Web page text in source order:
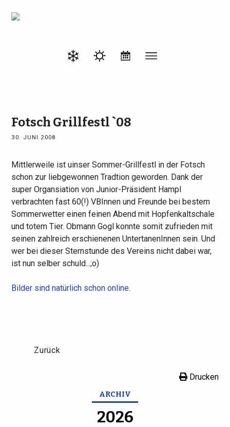
Fotsch Grillfestl `08
30. JUNI 2008
Mittlerweile ist uinser Sommer-Grillfestl in der Fotsch
schon zur liebgewonnen Tradtion geworden. Dank der
super Organsiation von Junior-Präsident Hampl
verbrachten fast 60(!) VBInnen und Freunde bei bestem
Sommerwetter einen feinen Abend mit Hopfenkaltschale
und totem Tier. Obmann Gogl konnte somit zufrieden mit
seinen zahlreich erschienenen UntertanenInnen sein. Und
wer bei dieser Sternstunde des Vereins nicht dabei war,
ist nun selber schuld...;o)
Bilder sind natürlich schon online.
Zurück
Drucken
ARCHIV
2026